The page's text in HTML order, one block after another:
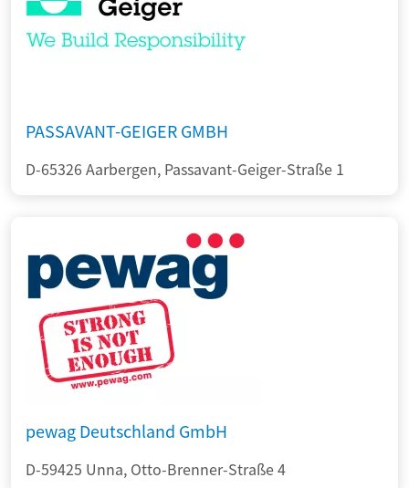
PASSAVANT-GEIGER GMBH
D-65326 Aarbergen, Passavant-Geiger-Straße 1
pewag Deutschland GmbH
D-59425 Unna, Otto-Brenner-Straße 4